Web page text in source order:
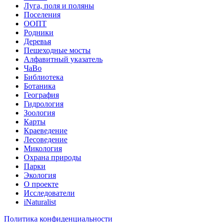
Луга, поля и поляны
Поселения
ООПТ
Родники
Деревья
Пешеходные мосты
Алфавитный указатель
ЧаВо
Библиотека
Ботаника
География
Гидрология
Зоология
Карты
Краеведение
Лесоведение
Микология
Охрана природы
Парки
Экология
О проекте
Исследователи
iNaturalist
Политика конфиденциальности